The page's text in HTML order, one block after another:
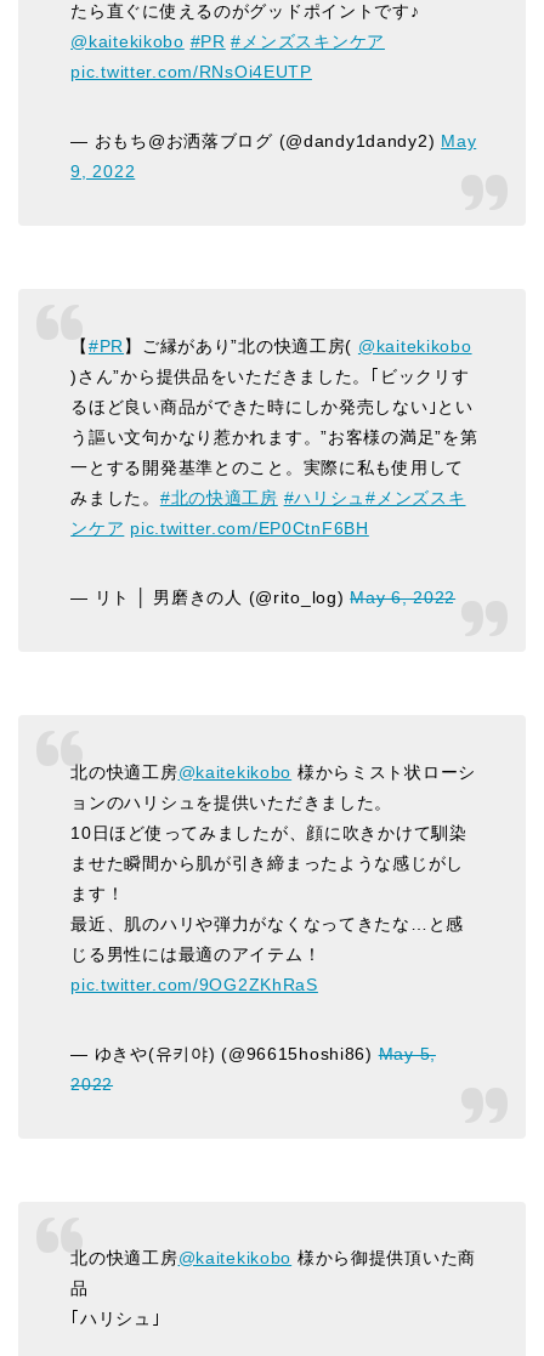
たら直ぐに使えるのがグッドポイントです♪
@kaitekikobo #PR #メンズスキンケア
pic.twitter.com/RNsOi4EUTP
— おもち@お洒落ブログ (@dandy1dandy2) May
9, 2022
【#PR 】ご縁があり”北の快適工房( @kaitekikobo
)さん”から提供品をいただきました。｢ビックリす
るほど良い商品ができた時にしか発売しない｣とい
う謳い文句かなり惹かれます。”お客様の満足”を第
一とする開発基準とのこと。実際に私も使用して
みました。 #北の快適工房 #ハリシュ#メンズスキ
ンケア pic.twitter.com/EP0CtnF6BH
— リト │ 男磨きの人 (@rito_log)May 6, 2022
北の快適工房@kaitekikobo 様からミスト状ローシ
ョンのハリシュを提供いただきました。
10日ほど使ってみましたが、顔に吹きかけて馴染
ませた瞬間から肌が引き締まったような感じがし
ます！
最近、肌のハリや弾力がなくなってきたな…と感
じる男性には最適のアイテム！
pic.twitter.com/9OG2ZKhRaS
— ゆきや(유키야) (@96615hoshi86)May 5,
2022
北の快適工房@kaitekikobo 様から御提供頂いた商
品
｢ハリシュ｣